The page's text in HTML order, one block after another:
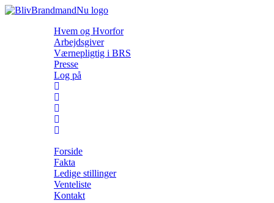
Hvem og Hvorfor
Arbejdsgiver
Værnepligtig i BRS
Presse
Log på
Forside
Fakta
Ledige stillinger
Venteliste
Kontakt